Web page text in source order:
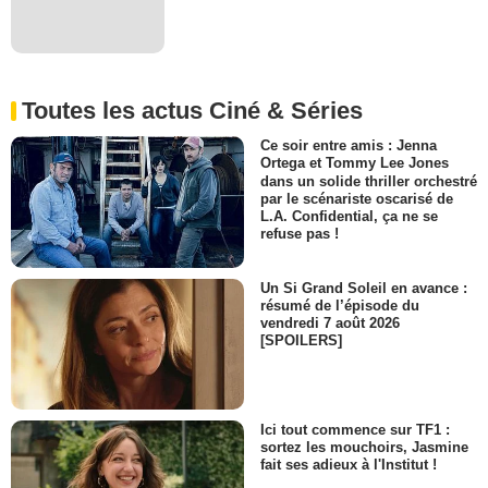
Toutes les actus Ciné & Séries
Ce soir entre amis : Jenna
Ortega et Tommy Lee Jones
dans un solide thriller orchestré
par le scénariste oscarisé de
L.A. Confidential, ça ne se
refuse pas !
Un Si Grand Soleil en avance :
résumé de l’épisode du
vendredi 7 août 2026
[SPOILERS]
Ici tout commence sur TF1 :
sortez les mouchoirs, Jasmine
fait ses adieux à l'Institut !